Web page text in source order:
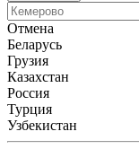
Отмена
Беларусь
Грузия
Казахстан
Россия
Турция
Узбекистан